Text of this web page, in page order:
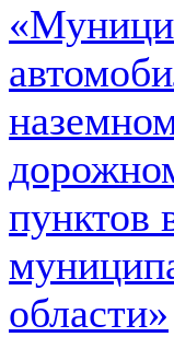
пунктов
области»